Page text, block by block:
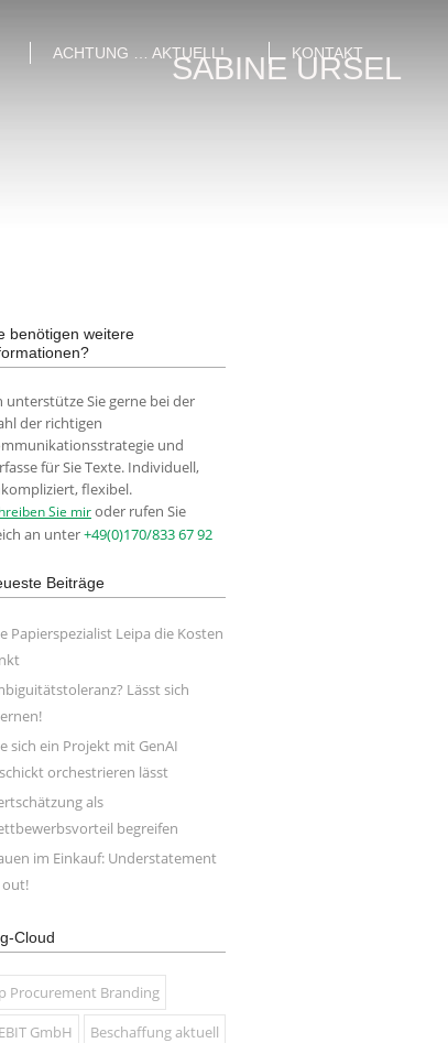
SABINE URSEL
ACHTUNG … AKTUELL!
KONTAKT
benötigen weitere
unterstütze Sie gerne bei der
der richtigen
und
für Sie Texte. Individuell,
flexibel.
Sie miroder rufen Sie
an unter+49(0)170/833 67 92
Beiträge
Papierspezialist Leipa die Kosten
Lässt sich
sich ein Projekt mit GenAI
orchestrieren lässt
als
begreifen
im Einkauf: Understatement
out!
Cloud
Procurement Branding
GmbH
Beschaffung aktuell